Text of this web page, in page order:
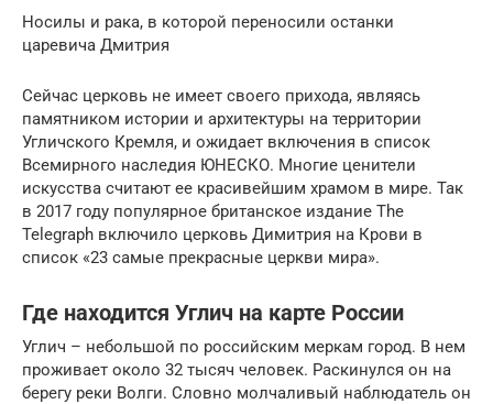
Носилы и рака, в которой переносили останки
царевича Дмитрия
Сейчас церковь не имеет своего прихода, являясь
памятником истории и архитектуры на территории
Угличского Кремля, и ожидает включения в список
Всемирного наследия ЮНЕСКО. Многие ценители
искусства считают ее красивейшим храмом в мире. Так
в 2017 году популярное британское издание The
Telegraph включило церковь Димитрия на Крови в
список «23 самые прекрасные церкви мира».
Где находится Углич на карте России
Углич – небольшой по российским меркам город. В нем
проживает около 32 тысяч человек. Раскинулся он на
берегу реки Волги. Словно молчаливый наблюдатель он